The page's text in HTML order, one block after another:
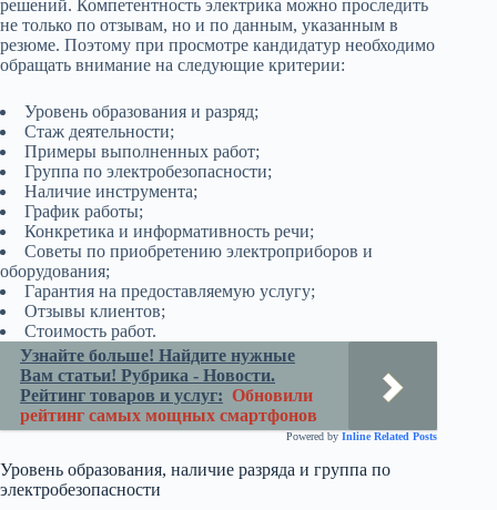
решений. Компетентность электрика можно проследить
не только по отзывам, но и по данным, указанным в
резюме. Поэтому при просмотре кандидатур необходимо
обращать внимание на следующие критерии:
Уровень образования и разряд;
Стаж деятельности;
Примеры выполненных работ;
Группа по электробезопасности;
Наличие инструмента;
График работы;
Конкретика и информативность речи;
Советы по приобретению электроприборов и
оборудования;
Гарантия на предоставляемую услугу;
Отзывы клиентов;
Стоимость работ.
Узнайте больше! Найдите нужные
Вам статьи! Рубрика - Новости.
Рейтинг товаров и услуг: Обновили
рейтинг самых мощных смартфонов
Powered by Inline Related Posts
Уровень образования, наличие разряда и группа по
электробезопасности